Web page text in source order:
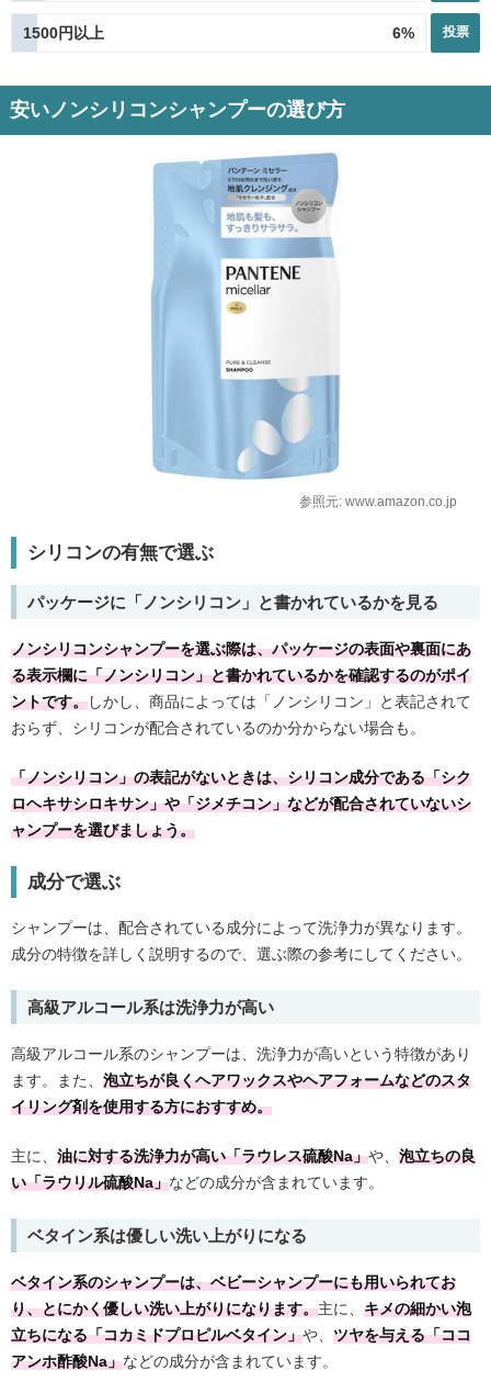
1500円以上 6% 投票
安いノンシリコンシャンプーの選び方
参照元: www.amazon.co.jp
シリコンの有無で選ぶ
パッケージに「ノンシリコン」と書かれているかを見る
ノンシリコンシャンプーを選ぶ際は、パッケージの表面や裏面にあ
る表示欄に「ノンシリコン」と書かれているかを確認するのがポイ
ントです。しかし、商品によっては「ノンシリコン」と表記されて
おらず、シリコンが配合されているのか分からない場合も。
「ノンシリコン」の表記がないときは、シリコン成分である「シク
ロヘキサシロキサン」や「ジメチコン」などが配合されていないシ
ャンプーを選びましょう。
成分で選ぶ
シャンプーは、配合されている成分によって洗浄力が異なります。
成分の特徴を詳しく説明するので、選ぶ際の参考にしてください。
高級アルコール系は洗浄力が高い
高級アルコール系のシャンプーは、洗浄力が高いという特徴があり
ます。また、 泡立ちが良くヘアワックスやヘアフォームなどのスタ
イリング剤を使用する方におすすめ。
主に、 油に対する洗浄力が高い「ラウレス硫酸Na」や、 泡立ちの良
い「ラウリル硫酸Na」などの成分が含まれています。
ベタイン系は優しい洗い上がりになる
ベタイン系のシャンプーは、ベビーシャンプーにも用いられてお
り、とにかく優しい洗い上がりになります。主に、 キメの細かい泡
立ちになる「コカミドプロピルベタイン」や、 ツヤを与える「ココ
アンホ酢酸Na」などの成分が含まれています。